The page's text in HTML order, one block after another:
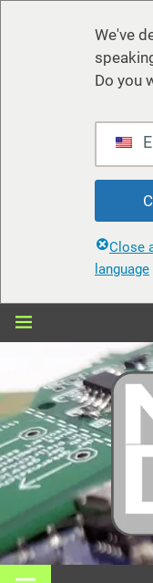
We've
Do you
Close
language
Zum
Bei nerdiy.de dreht
Druck, Smart